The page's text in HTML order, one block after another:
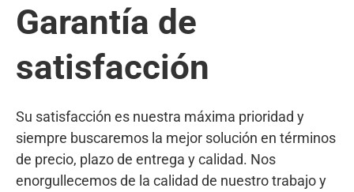
Garantía de
satisfacción
Su satisfacción es nuestra máxima prioridad y
siempre buscaremos la mejor solución en términos
de precio, plazo de entrega y calidad. Nos
enorgullecemos de la calidad de nuestro trabajo y